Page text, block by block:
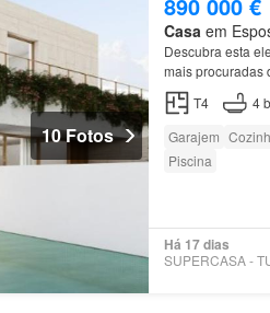
10 Fotos
Casaem
Descubra esta
mais procuradas
Destaques:
T4 4
Garajem
Piscina
Há 17 dias